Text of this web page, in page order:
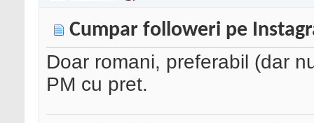
Cumpar followeri pe
Doar romani, preferabil (dar
PM cu pret.